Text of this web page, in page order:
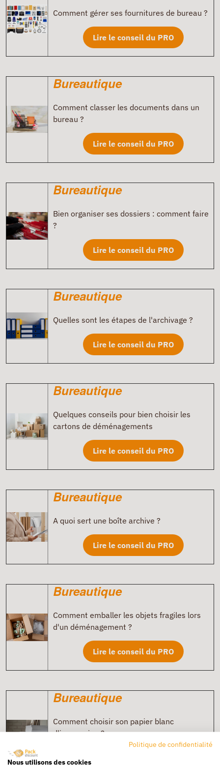
Comment gérer ses fournitures de bureau ?
Lire le conseil du PRO
Bureautique
Comment classer les documents dans un
bureau ?
Lire le conseil du PRO
Bureautique
Bien organiser ses dossiers : comment faire
?
Lire le conseil du PRO
Bureautique
Quelles sont les étapes de l'archivage ?
Lire le conseil du PRO
Bureautique
Quelques conseils pour bien choisir les
cartons de déménagements
Lire le conseil du PRO
Bureautique
A quoi sert une boîte archive ?
Lire le conseil du PRO
Bureautique
Comment emballer les objets fragiles lors
d'un déménagement ?
Lire le conseil du PRO
Bureautique
Comment choisir son papier blanc
d'impression ?
Politique de confidentialité
Nous utilisons des cookies